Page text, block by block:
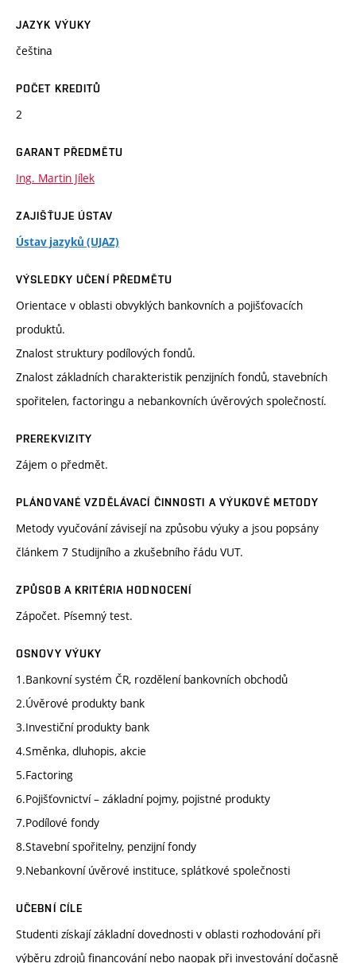
JAZYK VÝUKY
čeština
POČET KREDITŮ
2
GARANT PŘEDMĚTU
Ing. Martin Jílek
ZAJIŠŤUJE ÚSTAV
Ústav jazyků (UJAZ)
VÝSLEDKY UČENÍ PŘEDMĚTU
Orientace v oblasti obvyklých bankovních a pojišťovacích
produktů.
Znalost struktury podílových fondů.
Znalost základních charakteristik penzijních fondů, stavebních
spořitelen, factoringu a nebankovních úvěrových společností.
PREREKVIZITY
Zájem o předmět.
PLÁNOVANÉ VZDĚLÁVACÍ ČINNOSTI A VÝUKOVÉ METODY
Metody vyučování závisejí na způsobu výuky a jsou popsány
článkem 7 Studijního a zkušebního řádu VUT.
ZPŮSOB A KRITÉRIA HODNOCENÍ
Zápočet. Písemný test.
OSNOVY VÝUKY
1.Bankovní systém ČR, rozdělení bankovních obchodů
2.Úvěrové produkty bank
3.Investiční produkty bank
4.Směnka, dluhopis, akcie
5.Factoring
6.Pojišťovnictví – základní pojmy, pojistné produkty
7.Podílové fondy
8.Stavební spořitelny, penzijní fondy
9.Nebankovní úvěrové instituce, splátkové společnosti
UČEBNÍ CÍLE
Studenti získají základní dovednosti v oblasti rozhodování při
výběru zdrojů financování nebo naopak při investování dočasně